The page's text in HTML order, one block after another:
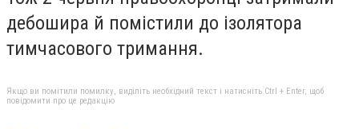
дебошира й помістили до ізолятора
тимчасового тримання.
Якщо ви помітили помилку, виділіть необхідний текст і натисніть Ctrl + Enter, щоб
повідомити про це редакцію